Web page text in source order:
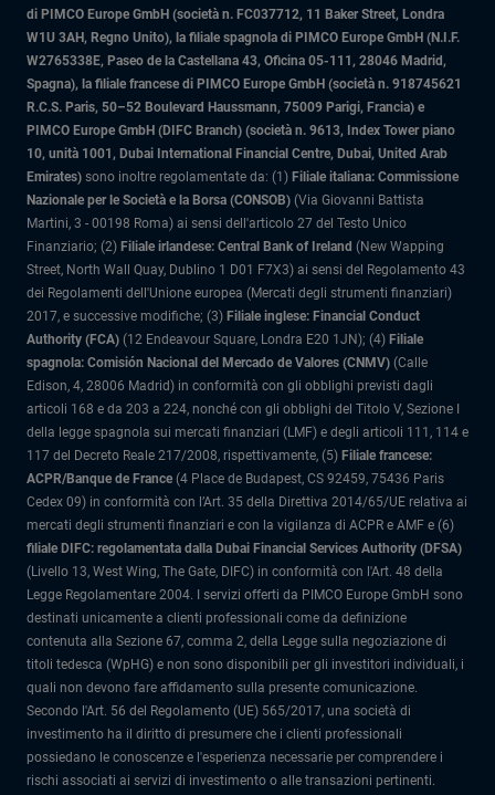
di PIMCO Europe GmbH (società n. FC037712, 11 Baker Street, Londra
W1U 3AH, Regno Unito), la filiale spagnola di PIMCO Europe GmbH (N.I.F.
W2765338E, Paseo de la Castellana 43, Oficina 05-111, 28046 Madrid,
Spagna), la filiale francese di PIMCO Europe GmbH (società n. 918745621
R.C.S. Paris, 50–52 Boulevard Haussmann, 75009 Parigi, Francia) e
PIMCO Europe GmbH (DIFC Branch) (società n. 9613, Index Tower piano
10, unità 1001, Dubai International Financial Centre, Dubai, United Arab
Emirates) sono inoltre regolamentate da: (1) Filiale italiana: Commissione
Nazionale per le Società e la Borsa (CONSOB) (Via Giovanni Battista
Martini, 3 - 00198 Roma) ai sensi dell'articolo 27 del Testo Unico
Finanziario; (2) Filiale irlandese: Central Bank of Ireland (New Wapping
Street, North Wall Quay, Dublino 1 D01 F7X3) ai sensi del Regolamento 43
dei Regolamenti dell'Unione europea (Mercati degli strumenti finanziari)
2017, e successive modifiche; (3) Filiale inglese: Financial Conduct
Authority (FCA) (12 Endeavour Square, Londra E20 1JN); (4) Filiale
spagnola: Comisión Nacional del Mercado de Valores (CNMV) (Calle
Edison, 4, 28006 Madrid) in conformità con gli obblighi previsti dagli
articoli 168 e da 203 a 224, nonché con gli obblighi del Titolo V, Sezione I
della legge spagnola sui mercati finanziari (LMF) e degli articoli 111, 114 e
117 del Decreto Reale 217/2008, rispettivamente, (5) Filiale francese:
ACPR/Banque de France (4 Place de Budapest, CS 92459, 75436 Paris
Cedex 09) in conformità con l’Art. 35 della Direttiva 2014/65/UE relativa ai
mercati degli strumenti finanziari e con la vigilanza di ACPR e AMF e (6)
filiale DIFC: regolamentata dalla Dubai Financial Services Authority (DFSA)
(Livello 13, West Wing, The Gate, DIFC) in conformità con l'Art. 48 della
Legge Regolamentare 2004. I servizi offerti da PIMCO Europe GmbH sono
destinati unicamente a clienti professionali come da definizione
contenuta alla Sezione 67, comma 2, della Legge sulla negoziazione di
titoli tedesca (WpHG) e non sono disponibili per gli investitori individuali, i
quali non devono fare affidamento sulla presente comunicazione.
Secondo l'Art. 56 del Regolamento (UE) 565/2017, una società di
investimento ha il diritto di presumere che i clienti professionali
possiedano le conoscenze e l'esperienza necessarie per comprendere i
rischi associati ai servizi di investimento o alle transazioni pertinenti.